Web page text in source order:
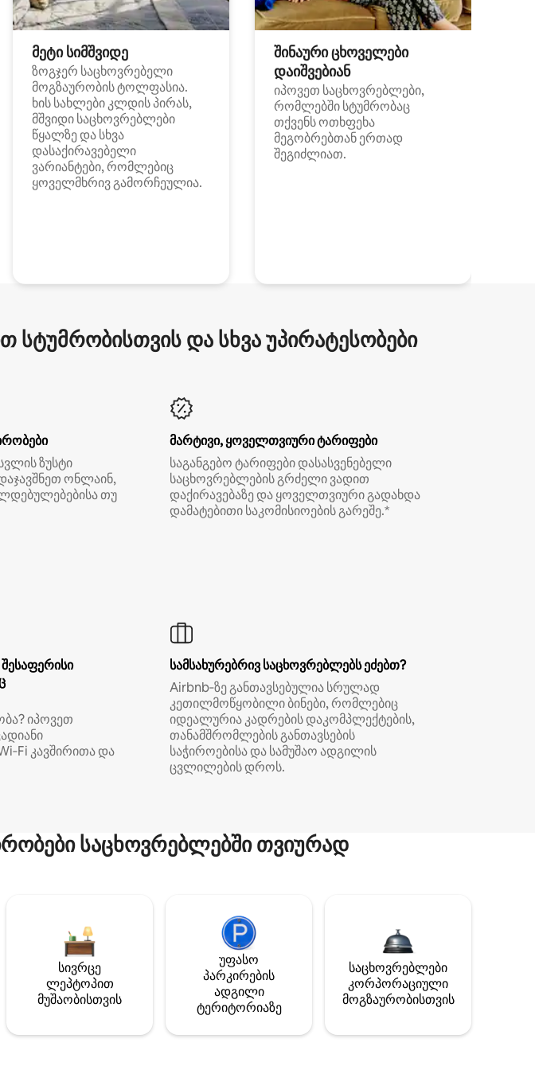
მეტი სიმშვიდე
ზოგჯერ საცხოვრებელი
მოგზაურობის ტოლფასია.
ხის სახლები კლდის პირას,
მშვიდი საცხოვრებლები
წყალზე და სხვა
დასაქირავებელი
ვარიანტები, რომლებიც
ყოველმხრივ გამორჩეულია.
შინაური ცხოველები
დაიშვებიან
იპოვეთ საცხოვრებლები,
რომლებში სტუმრობაც
თქვენს ოთხფეხა
მეგობრებთან ერთად
შეგიძლიათ.
და სხვა უპირატესობები
ზუსტი
ონლაინ,
თუ
მარტივი, ყოველთვიური ტარიფები
საგანგებო ტარიფები დასასვენებელი
საცხოვრებლების გრძელი ვადით
დაქირავებაზე და ყოველთვიური გადახდა
დამატებითი საკომისიოების გარეშე.*
იპოვეთ
კავშირითა და
სამსახურებრივ საცხოვრებლებს ეძებთ?
Airbnb‑ზე განთავსებულია სრულად
კეთილმოწყობილი ბინები, რომლებიც
იდეალურია კადრების დაკომპლექტების,
თანამშრომლების განთავსების
საჭიროებისა და სამუშაო ადგილის
ცვლილების დროს.
საცხოვრებლებში თვიურად
სივრცე
ლეპტოპით
მუშაობისთვის
უფასო
პარკირების
ადგილი
ტერიტორიაზე
საცხოვრებლები
კორპორაციული
მოგზაურობისთვის